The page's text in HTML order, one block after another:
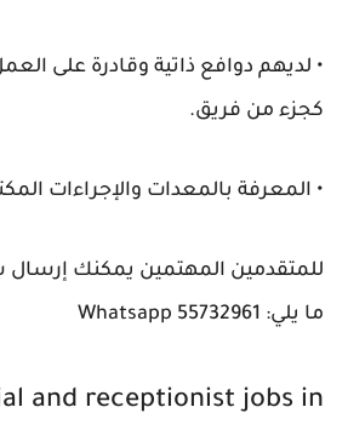
• لديهم دوافع ذاتية وقادرة على
كجزء من فريق.
• المعرفة بالمعدات والإجراءات
للمتقدمين المهتمين يمكنك إرسال
ما يلي: Whatsapp 55732961
and receptionist jobs in